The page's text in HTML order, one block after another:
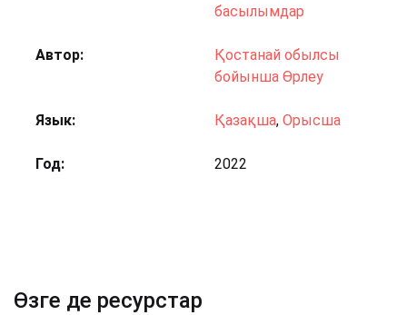
басылымдар
Автор
Қостанай обылсы
бойынша Өрлеу
Язык Қазақша, Орысша
Год 2022
Өзге де ресурстар